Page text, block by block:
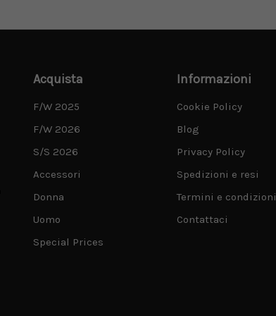
Acquista
F/W 2025
F/W 2026
S/S 2026
Accessori
Donna
Uomo
Special Prices
Informazioni
Cookie Policy
Blog
Privacy Policy
Spedizioni e resi
Termini e condizioni
Contattaci